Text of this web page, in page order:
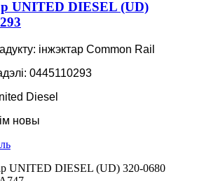
UNITED DIESEL (UD)
інжэктар Common Rail
0445110293
Diesel
новы